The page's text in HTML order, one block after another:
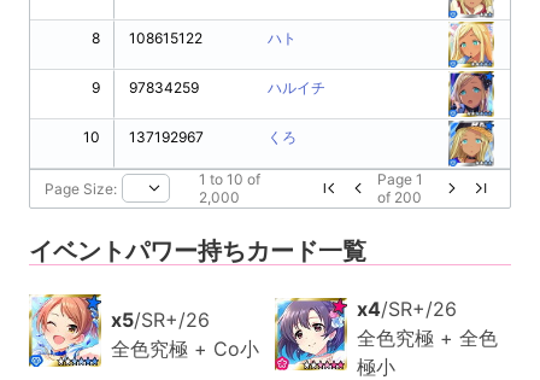
8
9
10
108615122 ハト
97834259 ハルイチ
137192967 くろ
Page Size: 1 to 10 of
2,000
Page 1
of 200
イベントパワー持ちカード一覧
x5/SR+/26
全色究極 + Co小
x4/SR+/26
全色究極 + 全色
極小